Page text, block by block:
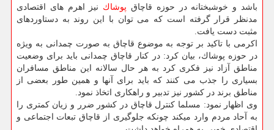
باشد و خوشبختانه در حوزه قاچاق پوشاك نیز اهرم های اقتصادی
مدنظر قرار گرفته است كه می توان با این روند به دستاوردهای
مثبت دست یافت.
اكرمی با تاكید بر توجه به موضوع قاچاق به صورت چمدانی به ویژه
در حوزه پوشاك، بیان كرد: در كنار قاچاق چمدانی باید برای وضعیت
مناطق آزاد نیز فكری كرد به هر حال سالانه این مناطق مسافران
بسیاری را جذب می كنند كه باید برای آنها و همین طور بعضی از
مناطق برند در كشور نیز تدبیر و راهكاری اتخاذ نمود.
وی اظهار نمود: مسلما كنترل قاچاق در كشور ضرر و زیان كمتری را
به آحاد مردم وارد میكند چونكه جلوگیری از قاچاق تبعات اجتماعی و